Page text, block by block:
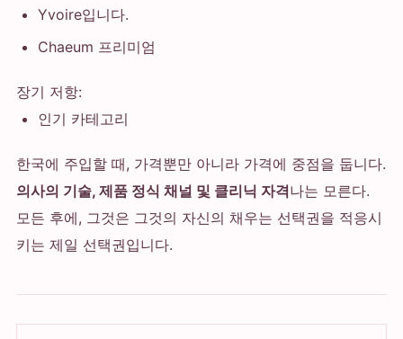
Yvoire입니다.
Chaeum 프리미엄
장기 저항:
인기 카테고리
한국에 주입할 때, 가격뿐만 아니라 가격에 중점을 둡니다.
의사의 기술, 제품 정식 채널 및 클리닉 자격나는 모른다.
모든 후에, 그것은 그것의 자신의 채우는 선택권을 적응시
키는 제일 선택권입니다.